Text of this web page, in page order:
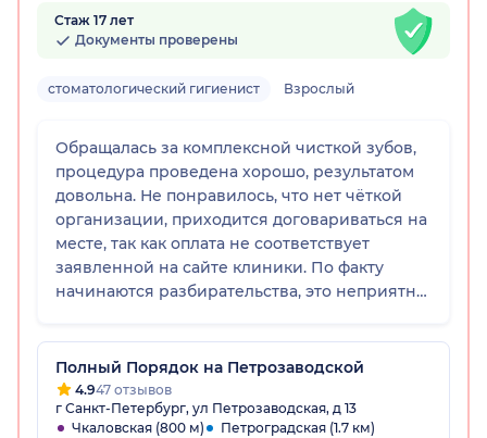
Стаж 17 лет
Документы проверены
стоматологический гигиенист Взрослый
Обращалась за комплексной чисткой зубов,
процедура проведена хорошо, результатом
довольна. Не понравилось, что нет чёткой
организации, приходится договариваться на
месте, так как оплата не соответствует
заявленной на сайте клиники. По факту
начинаются разбирательства, это неприятно.
Улыбки". Гигиенисту 4, оценка клиники 1.
Полный Порядок на Петрозаводской
4.947 отзывов
г Санкт-Петербург, ул Петрозаводская, д 13
Чкаловская (800 м)
Петроградская (1.7 км)